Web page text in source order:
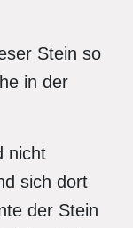
Stein so
in der
nicht
sich dort
der Stein